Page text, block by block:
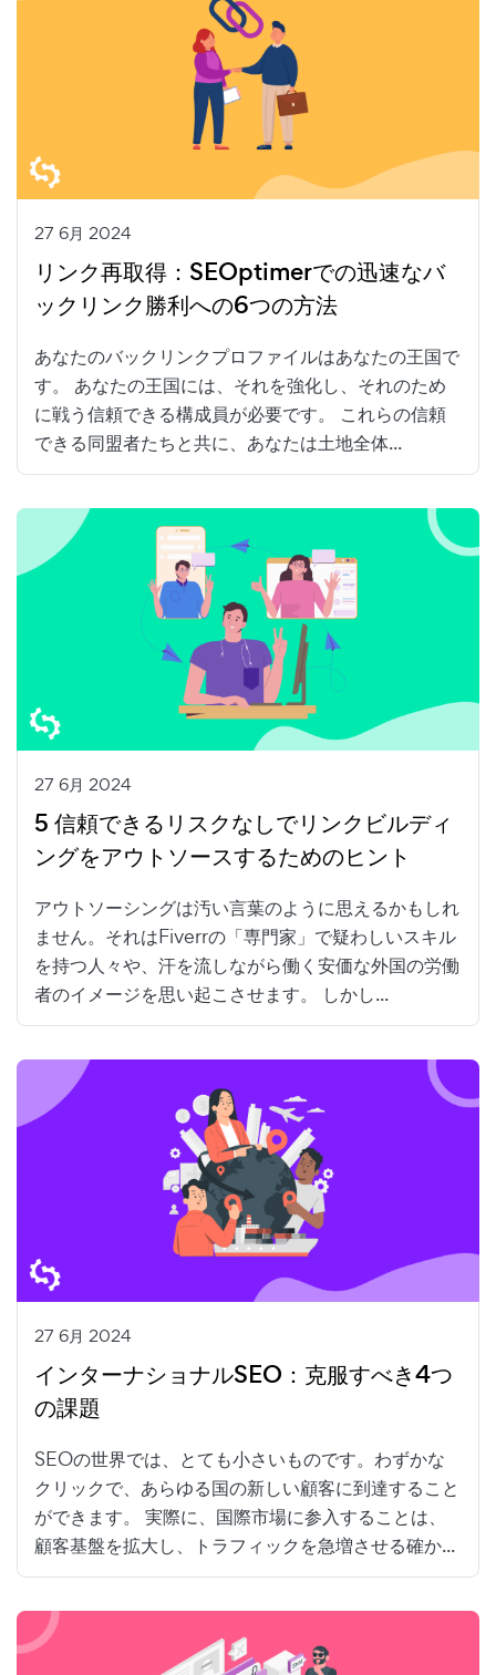
27 6月 2024
リンク再取得：SEOptimerでの迅速なバ
ックリンク勝利への6つの方法
あなたのバックリンクプロファイルはあなたの王国で
す。 あなたの王国には、それを強化し、それのため
に戦う信頼できる構成員が必要です。 これらの信頼
できる同盟者たちと共に、あなたは土地全体...
27 6月 2024
5 信頼できるリスクなしでリンクビルディ
ングをアウトソースするためのヒント
アウトソーシングは汚い言葉のように思えるかもしれ
ません。それはFiverrの「専門家」で疑わしいスキル
を持つ人々や、汗を流しながら働く安価な外国の労働
者のイメージを思い起こさせます。 しかし...
27 6月 2024
インターナショナルSEO：克服すべき4つ
の課題
SEOの世界では、とても小さいものです。わずかな
クリックで、あらゆる国の新しい顧客に到達すること
ができます。 実際に、国際市場に参入することは、
顧客基盤を拡大し、トラフィックを急増させる確か...